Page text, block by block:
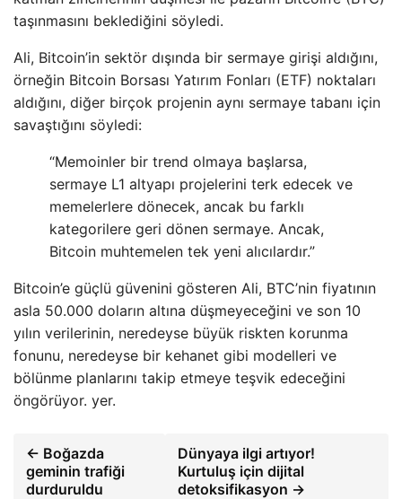
taşınmasını beklediğini söyledi.
Ali, Bitcoin’in sektör dışında bir sermaye girişi aldığını,
örneğin Bitcoin Borsası Yatırım Fonları (ETF) noktaları
aldığını, diğer birçok projenin aynı sermaye tabanı için
savaştığını söyledi:
“Memoinler bir trend olmaya başlarsa,
sermaye L1 altyapı projelerini terk edecek ve
memelerlere dönecek, ancak bu farklı
kategorilere geri dönen sermaye. Ancak,
Bitcoin muhtemelen tek yeni alıcılardır.”
Bitcoin’e güçlü güvenini gösteren Ali, BTC’nin fiyatının
asla 50.000 doların altına düşmeyeceğini ve son 10
yılın verilerinin, neredeyse büyük riskten korunma
fonunu, neredeyse bir kehanet gibi modelleri ve
bölünme planlarını takip etmeye teşvik edeceğini
öngörüyor. yer.
← Boğazda
geminin trafiği
durduruldu
Dünyaya ilgi artıyor!
Kurtuluş için dijital
detoksifikasyon →